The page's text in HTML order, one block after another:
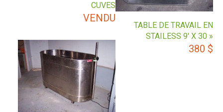
TABLE DE TRAVAIL EN
STAILESS 9′ X 30 »
380 $
CUVES
VENDU